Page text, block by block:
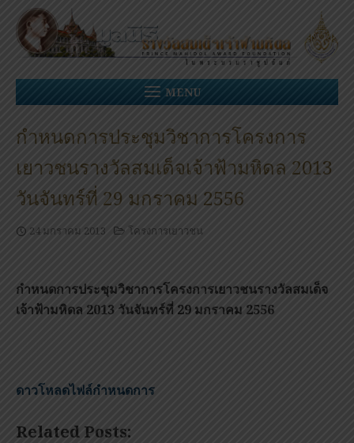
Skip
content
MENU
กำหนดการประชุมวิชาการโครงการ
เยาวชนรางวัลสมเด็จเจ้าฟ้ามหิดล 2013
วันจันทร์ที่ 29 มกราคม 2556
24 มกราคม 2013 โครงการเยาวชน
กำหนดการประชุมวิชาการโครงการเยาวชนรางวัลสมเด็จ
เจ้าฟ้ามหิดล 2013 วันจันทร์ที่ 29 มกราคม 2556
ดาวโหลดไฟล์กำหนดการ
Related Posts: